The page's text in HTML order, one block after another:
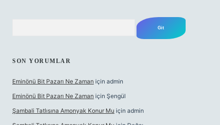
SON YORUMLAR
Eminönü Bit Pazarı Ne Zaman için admin
Eminönü Bit Pazarı Ne Zaman için Şengül
Şambali Tatlısına Amonyak Konur Mu için admin